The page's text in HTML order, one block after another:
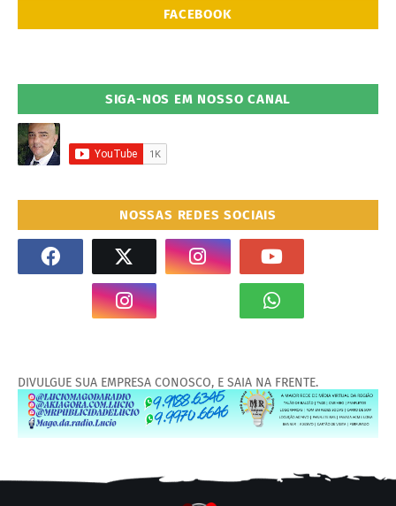
FACEBOOK
SIGA-NOS EM NOSSO CANAL
NOSSAS REDES SOCIAIS
DIVULGUE SUA EMPRESA CONOSCO, E SAIA NA FRENTE.